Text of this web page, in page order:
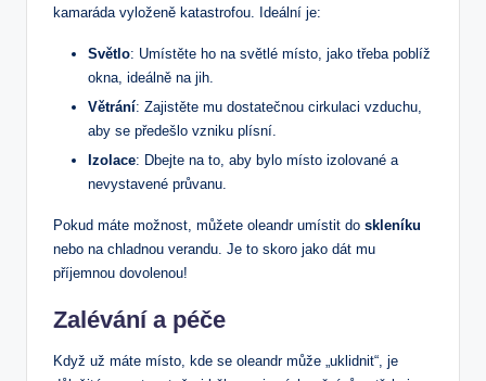
kamaráda vyloženě katastrofou. Ideální je:
Světlo: Umístěte ⁤ho‌ na světlé místo, jako třeba⁢ poblíž
okna, ideálně na jih.
Větrání: Zajistěte​ mu dostatečnou cirkulaci ‌vzduchu,
⁣aby⁢ se⁢ předešlo vzniku plísní.
Izolace: Dbejte na to, aby bylo ​místo izolované a
nevystavené ⁣průvanu.
Pokud máte možnost, můžete oleandr umístit ​do skleníku
nebo⁤ na‍ chladnou⁢ verandu. Je to ⁢skoro⁤ jako‍ dát⁤ mu‍
příjemnou⁤ dovolenou!
Zalévání a péče
Když už⁣ máte místo, kde se oleandr‍ může⁤ „uklidnit“, je